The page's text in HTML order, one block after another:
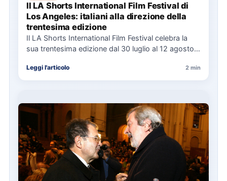
Il LA Shorts International Film Festival di
Los Angeles: italiani alla direzione della
trentesima edizione
Il LA Shorts International Film Festival celebra la
sua trentesima edizione dal 30 luglio al 12 agosto,
Leggi l'articolo 2 min